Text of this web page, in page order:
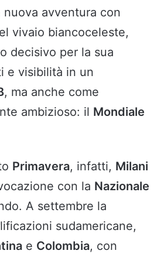
avventura con
vivaio biancoceleste,
decisivo per la sua
e visibilità in un
, ma anche come
ambizioso: il Mondiale
Primavera, infatti, Milani
con la Nazionale
A settembre la
sudamericane,
e Colombia, con